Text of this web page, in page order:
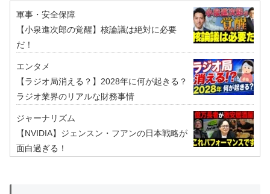
軍事・安全保障
【小泉進次郎の覚醒】核論議は絶対に必要
だ！
エンタメ
【ラジオ局消える？】2028年に何が起きる？
ラジオ業界のリアルな財務事情
ジャーナリズム
【NVIDIA】ジェンスン・フアンの日本戦略が
面白過ぎる！